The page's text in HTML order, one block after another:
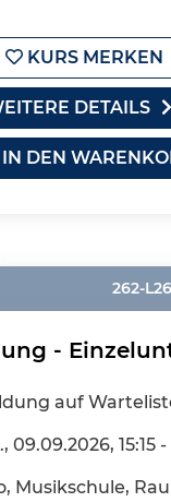
KURS MERKEN
DETAILS
DEN
262-
-
auf
, 09.09.2026, 15:15
Musikschule,